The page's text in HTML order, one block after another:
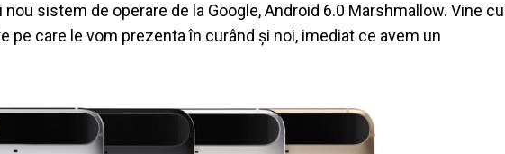
nou sistem de operare de la Google, Android 6.0 Marshmallow. Vine cu
pe care le vom prezenta în curând și noi, imediat ce avem un